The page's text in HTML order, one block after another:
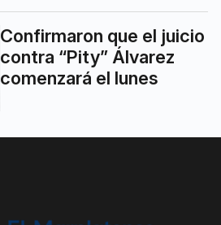
Confirmaron que el juicio
contra “Pity” Álvarez
comenzará el lunes